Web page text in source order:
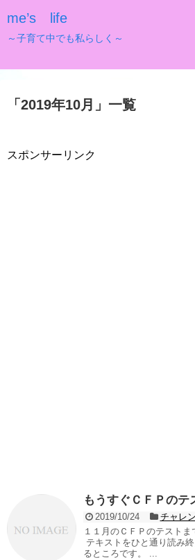
me’s life
～子育て中でも私らしく～
「 2019年10月 」 一覧
スポンサーリンク
もうすぐＣＦＰのテ
2019/10/24
チャレ
１１月のＣＦＰのテスト
テキストをひと通り読み
るところです。 ...